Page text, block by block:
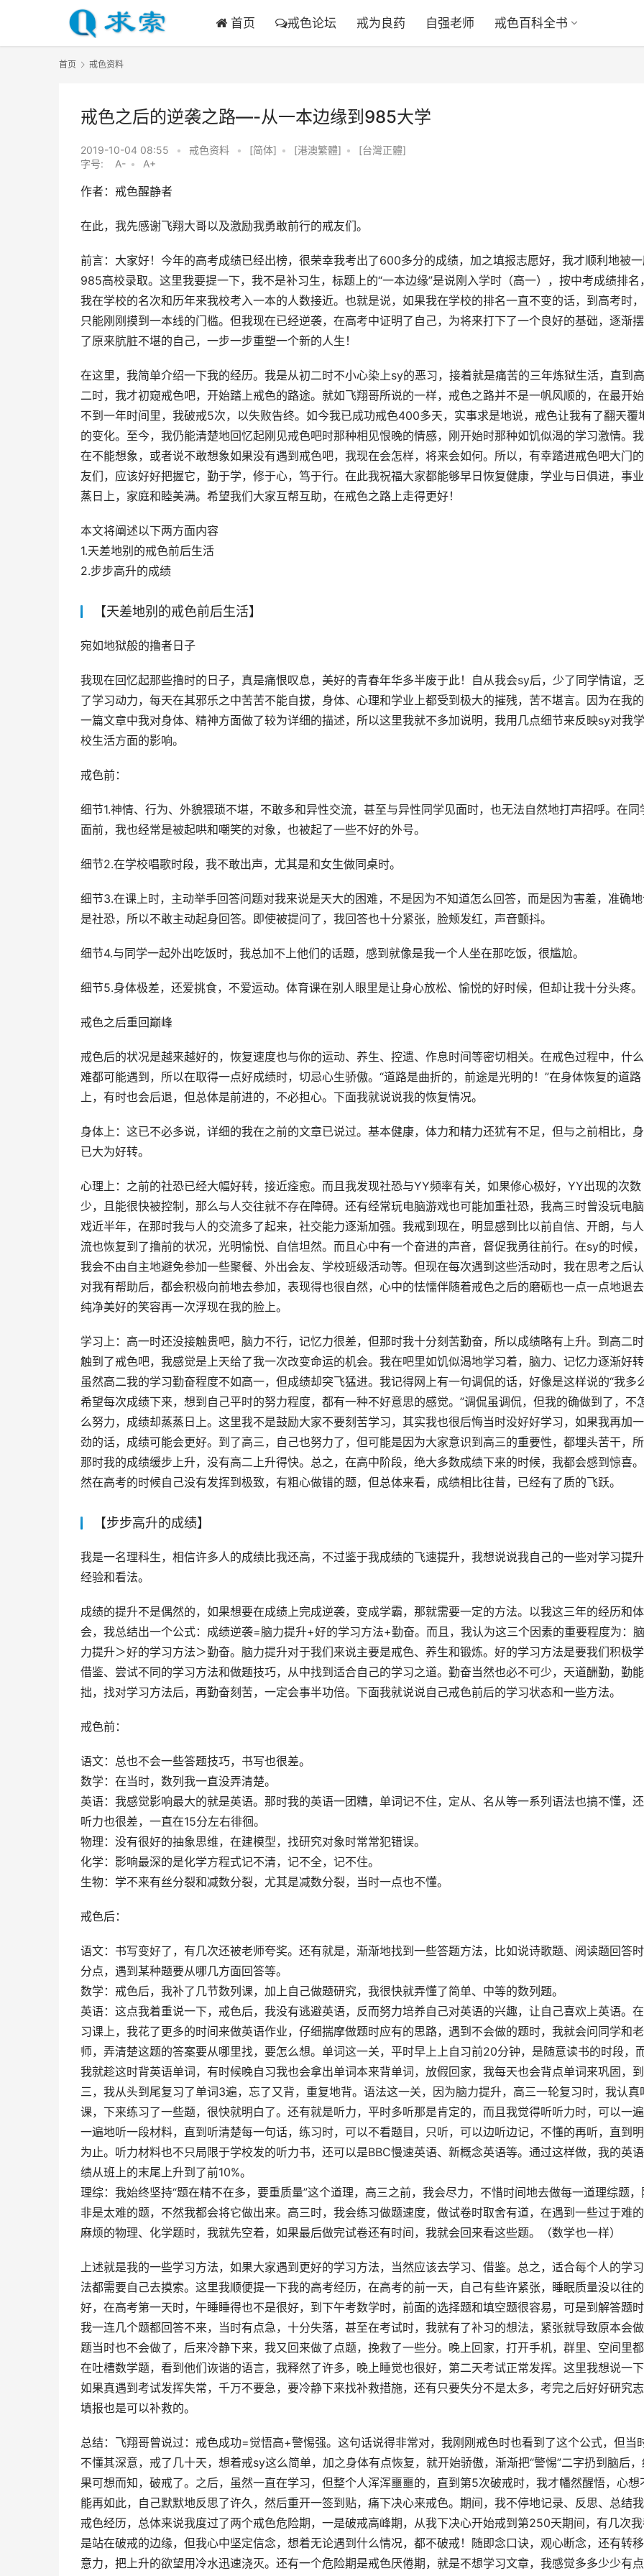
首页 戒色论坛 戒为良药 自强老师 戒色百科全书
首页 戒色资料
戒色之后的逆袭之路—-从一本边缘到985大学
2019-10-04 08:55 • 戒色资料 • [简体] • [港澳繁體] •
[台灣正體]
字号:
A- • A+
作者：戒色醒静者
在此，我先感谢飞翔大哥以及激励我勇敢前行的戒友们。
前言：大家好！今年的高考成绩已经出榜，很荣幸我考出了600多分的成绩，加之填报志愿好，我才顺利地被
985高校录取。这里我要提一下，我不是补习生，标题上的“一本边缘”是说刚入学时（高一），按中考成绩排名，
我在学校的名次和历年来我校考入一本的人数接近。也就是说，如果我在学校的排名一直不变的话，到高考时
只能刚刚摸到一本线的门槛。但我现在已经逆袭，在高考中证明了自己，为将来打下了一个良好的基础，逐渐
了原来肮脏不堪的自己，一步一步重塑一个新的人生！
在这里，我简单介绍一下我的经历。我是从初二时不小心染上sy的恶习，接着就是痛苦的三年炼狱生活，直到高
二时，我才初窥戒色吧，开始踏上戒色的路途。就如飞翔哥所说的一样，戒色之路并不是一帆风顺的，在最开
不到一年时间里，我破戒5次，以失败告终。如今我已成功戒色400多天，实事求是地说，戒色让我有了翻天覆
的变化。至今，我仍能清楚地回忆起刚见戒色吧时那种相见恨晚的情感，刚开始时那种如饥似渴的学习激情。
在不能想象，或者说不敢想象如果没有遇到戒色吧，我现在会怎样，将来会如何。所以，有幸踏进戒色吧大门
友们，应该好好把握它，勤于学，修于心，笃于行。在此我祝福大家都能够早日恢复健康，学业与日俱进，事
蒸日上，家庭和睦美满。希望我们大家互帮互助，在戒色之路上走得更好！
本文将阐述以下两方面内容
1.天差地别的戒色前后生活
2.步步高升的成绩
【天差地别的戒色前后生活】
宛如地狱般的撸者日子
我现在回忆起那些撸时的日子，真是痛恨叹息，美好的青春年华多半废于此！自从我会sy后，少了同学情谊，乏
了学习动力，每天在其邪乐之中苦苦不能自拔，身体、心理和学业上都受到极大的摧残，苦不堪言。因为在我
一篇文章中我对身体、精神方面做了较为详细的描述，所以这里我就不多加说明，我用几点细节来反映sy对我学
校生活方面的影响。
戒色前：
细节1.神情、行为、外貌猥琐不堪，不敢多和异性交流，甚至与异性同学见面时，也无法自然地打声招呼。在同
面前，我也经常是被起哄和嘲笑的对象，也被起了一些不好的外号。
细节2.在学校唱歌时段，我不敢出声，尤其是和女生做同桌时。
细节3.在课上时，主动举手回答问题对我来说是天大的困难，不是因为不知道怎么回答，而是因为害羞，准确
是社恐，所以不敢主动起身回答。即使被提问了，我回答也十分紧张，脸颊发红，声音颤抖。
细节4.与同学一起外出吃饭时，我总加不上他们的话题，感到就像是我一个人坐在那吃饭，很尴尬。
细节5.身体极差，还爱挑食，不爱运动。体育课在别人眼里是让身心放松、愉悦的好时候，但却让我十分头疼。
戒色之后重回巅峰
戒色后的状况是越来越好的，恢复速度也与你的运动、养生、控遗、作息时间等密切相关。在戒色过程中，什
难都可能遇到，所以在取得一点好成绩时，切忌心生骄傲。“道路是曲折的，前途是光明的！”在身体恢复的道路
上，有时也会后退，但总体是前进的，不必担心。下面我就说说我的恢复情况。
身体上：这已不必多说，详细的我在之前的文章已说过。基本健康，体力和精力还犹有不足，但与之前相比，
已大为好转。
心理上：之前的社恐已经大幅好转，接近痊愈。而且我发现社恐与YY频率有关，如果修心极好，YY出现的次数
少，且能很快被控制，那么与人交往就不存在障碍。还有经常玩电脑游戏也可能加重社恐，我高三时曾没玩电
戏近半年，在那时我与人的交流多了起来，社交能力逐渐加强。我戒到现在，明显感到比以前自信、开朗，与
流也恢复到了撸前的状况，光明愉悦、自信坦然。而且心中有一个奋进的声音，督促我勇往前行。在sy的时候，
我会不由自主地避免参加一些聚餐、外出会友、学校班级活动等。但现在每次遇到这些活动时，我在思考之后
对我有帮助后，都会积极向前地去参加，表现得也很自然，心中的怯懦伴随着戒色之后的磨砺也一点一点地退去
纯净美好的笑容再一次浮现在我的脸上。
学习上：高一时还没接触贵吧，脑力不行，记忆力很差，但那时我十分刻苦勤奋，所以成绩略有上升。到高二
触到了戒色吧，我感觉是上天给了我一次改变命运的机会。我在吧里如饥似渴地学习着，脑力、记忆力逐渐好转
虽然高二我的学习勤奋程度不如高一，但成绩却突飞猛进。我记得网上有一句调侃的话，好像是这样说的“我多
希望每次成绩下来，想到自己平时的努力程度，都有一种不好意思的感觉。”调侃虽调侃，但我的确做到了，不
么努力，成绩却蒸蒸日上。这里我不是鼓励大家不要刻苦学习，其实我也很后悔当时没好好学习，如果我再加
劲的话，成绩可能会更好。到了高三，自己也努力了，但可能是因为大家意识到高三的重要性，都埋头苦干，
那时我的成绩缓步上升，没有高二上升得快。总之，在高中阶段，绝大多数成绩下来的时候，我都会感到惊喜
然在高考的时候自己没有发挥到极致，有粗心做错的题，但总体来看，成绩相比往昔，已经有了质的飞跃。
【步步高升的成绩】
我是一名理科生，相信许多人的成绩比我还高，不过鉴于我成绩的飞速提升，我想说说我自己的一些对学习提
经验和看法。
成绩的提升不是偶然的，如果想要在成绩上完成逆袭，变成学霸，那就需要一定的方法。以我这三年的经历和体
会，我总结出一个公式：成绩逆袭=脑力提升+好的学习方法+勤奋。而且，我认为这三个因素的重要程度为：脑
力提升＞好的学习方法＞勤奋。脑力提升对于我们来说主要是戒色、养生和锻炼。好的学习方法是要我们积极
借鉴、尝试不同的学习方法和做题技巧，从中找到适合自己的学习之道。勤奋当然也必不可少，天道酬勤，勤
拙，找对学习方法后，再勤奋刻苦，一定会事半功倍。下面我就说说自己戒色前后的学习状态和一些方法。
戒色前：
语文：总也不会一些答题技巧，书写也很差。
数学：在当时，数列我一直没弄清楚。
英语：我感觉影响最大的就是英语。那时我的英语一团糟，单词记不住，定从、名从等一系列语法也搞不懂，
听力也很差，一直在15分左右徘徊。
物理：没有很好的抽象思维，在建模型，找研究对象时常常犯错误。
化学：影响最深的是化学方程式记不清，记不全，记不住。
生物：学不来有丝分裂和减数分裂，尤其是减数分裂，当时一点也不懂。
戒色后：
语文：书写变好了，有几次还被老师夸奖。还有就是，渐渐地找到一些答题方法，比如说诗歌题、阅读题回答
分点，遇到某种题要从哪几方面回答等。
数学：戒色后，我补了几节数列课，加上自己做题研究，我很快就弄懂了简单、中等的数列题。
英语：这点我着重说一下，戒色后，我没有逃避英语，反而努力培养自己对英语的兴趣，让自己喜欢上英语。
习课上，我花了更多的时间来做英语作业，仔细揣摩做题时应有的思路，遇到不会做的题时，我就会问同学和老
师，弄清楚这题的答案要从哪里找，要怎么想。单词这一关，平时早上上自习前20分钟，是随意读书的时段，
我就趁这时背英语单词，有时候晚自习我也会拿出单词本来背单词，放假回家，我每天也会背点单词来巩固，
三，我从头到尾复习了单词3遍，忘了又背，重复地背。语法这一关，因为脑力提升，高三一轮复习时，我认真
课，下来练习了一些题，很快就明白了。还有就是听力，平时多听那是肯定的，而且我觉得听听力时，可以一
一遍地听一段材料，直到听清楚每一句话，练习时，可以不看题目，只听，可以边听边记，不懂的再听，直到
为止。听力材料也不只局限于学校发的听力书，还可以是BBC慢速英语、新概念英语等。通过这样做，我的英
绩从班上的末尾上升到了前10%。
理综：我始终坚持“题在精不在多，要重质量”这个道理，高三之前，我会尽力，不惜时间地去做每一道理综题，
非是太难的题，不然我都会将它做出来。高三时，我会练习做题速度，做试卷时取舍有道，在遇到一些过于难的
麻烦的物理、化学题时，我就先空着，如果最后做完试卷还有时间，我就会回来看这些题。（数学也一样）
上述就是我的一些学习方法，如果大家遇到更好的学习方法，当然应该去学习、借鉴。总之，适合每个人的学
法都需要自己去摸索。这里我顺便提一下我的高考经历，在高考的前一天，自己有些许紧张，睡眠质量没以往的
好，在高考第一天时，午睡睡得也不是很好，到下午考数学时，前面的选择题和填空题很容易，可是到解答题时
我一连几个题都回答不来，当时有点急，十分失落，甚至在考试时，我就有了补习的想法，紧张就导致原本会
题当时也不会做了，后来冷静下来，我又回来做了点题，挽救了一些分。晚上回家，打开手机，群里、空间里
在吐槽数学题，看到他们诙谐的语言，我释然了许多，晚上睡觉也很好，第二天考试正常发挥。这里我想说一下
如果真遇到考试发挥失常，千万不要急，要冷静下来找补救措施，还有只要失分不是太多，考完之后好好研究
填报也是可以补救的。
总结：飞翔哥曾说过：戒色成功=觉悟高+警惕强。这句话说得非常对，我刚刚戒色时也看到了这个公式，但当
不懂其深意，戒了几十天，想着戒sy这么简单，加之身体有点恢复，就开始骄傲，渐渐把“警惕”二字扔到脑后，
果可想而知，破戒了。之后，虽然一直在学习，但整个人浑浑噩噩的，直到第5次破戒时，我才幡然醒悟，心想
能再如此，自己默默地反思了许久，然后重开一签到贴，痛下决心来戒色。期间，我不停地记录、反思、总结
戒色经历，总体来说我度过了两个戒色危险期，一是破戒高峰期，从我下决心开始戒到第250天期间，有几次
是站在破戒的边缘，但我心中坚定信念，想着无论遇到什么情况，都不破戒！随即念口诀，观心断念，还有转
意力，把上升的欲望用冷水迅速浇灭。还有一个危险期是戒色厌倦期，就是不想学习文章，我感觉多多少少有